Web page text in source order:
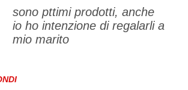
sono pttimi prodotti, anche
io ho intenzione di regalarli a
mio marito